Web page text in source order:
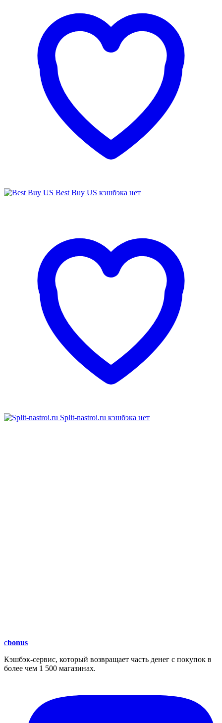
Best Buy US кэшбэка нет
Split-nastroi.ru кэшбэка нет
cbonus
Кэшбэк-сервис, который возвращает часть денег с покупок в
более чем 1 500 магазинах.